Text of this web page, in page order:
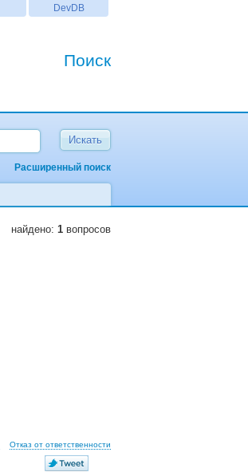
DevDB
Поиск
Расширенный поиск
найдено: 1 вопросов
Отказ от ответственности